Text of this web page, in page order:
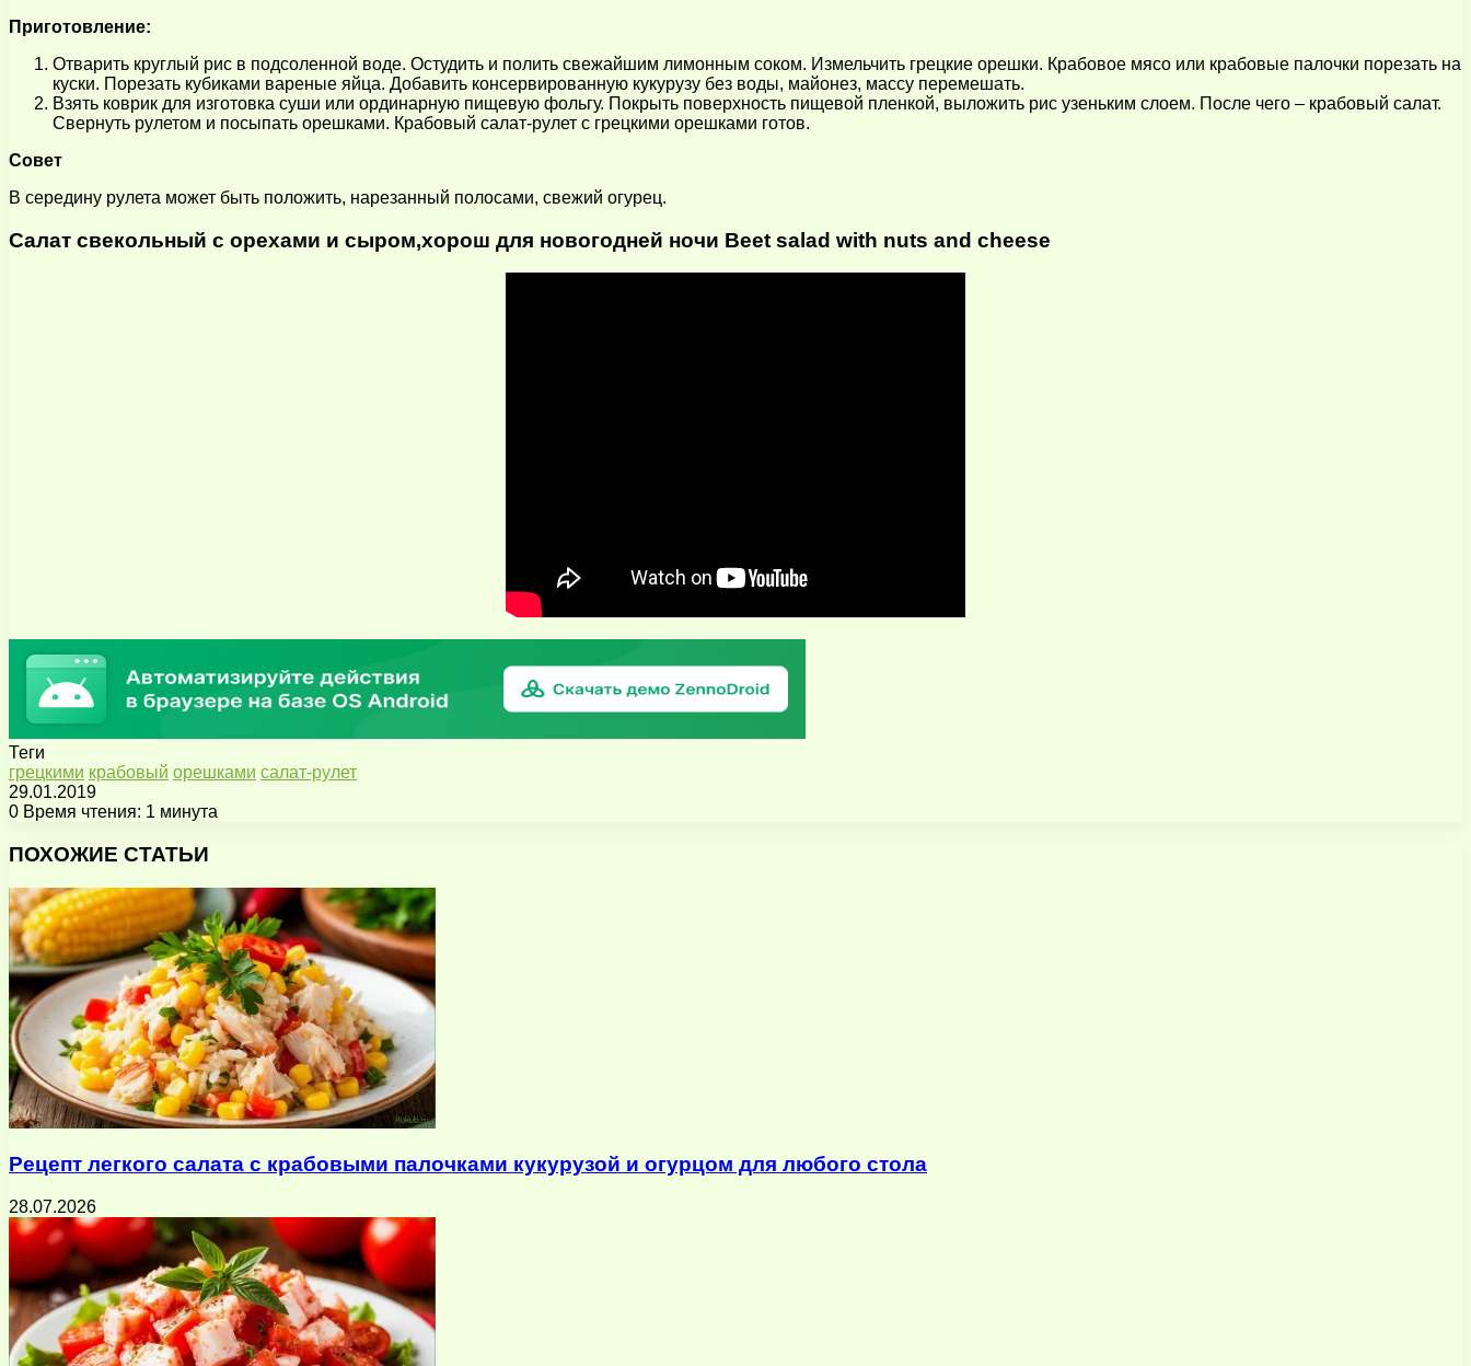
Приготовление:
Отварить круглый рис в подсоленной воде. Остудить и полить свежайшим лимонным соком. Измельчить грецкие орешки. Крабовое мясо или крабовые палочки порезать на
куски. Порезать кубиками вареные яйца. Добавить консервированную кукурузу без воды, майонез, массу перемешать.
Взять коврик для изготовка суши или ординарную пищевую фольгу. Покрыть поверхность пищевой пленкой, выложить рис узеньким слоем. После чего – крабовый салат.
Свернуть рулетом и посыпать орешками. Крабовый салат-рулет с грецкими орешками готов.
Совет
В середину рулета может быть положить, нарезанный полосами, свежий огурец.
Салат свекольный с орехами и сыром,хорош для новогодней ночи Beet salad with nuts and cheese
Теги
грецкими крабовый орешками салат-рулет
29.01.2019
0 Время чтения: 1 минута
через
почту
ПОХОЖИЕ СТАТЬИ
Рецепт легкого салата с крабовыми палочками кукурузой и огурцом для любого стола
28.07.2026